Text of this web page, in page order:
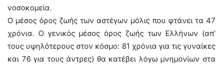
νοσοκομεία.
Ο μέσος όρος ζωής των αστέγων μόλις που φτάνει τα 47
χρόνια. Ο γενικός μέσος όρος ζωής των Ελλήνων (απ’
τους υψηλότερους στον κόσμο: 81 χρόνια για τις γυναίκες
και 76 για τους άντρες) θα κατέβει λόγω μνημονίων στα